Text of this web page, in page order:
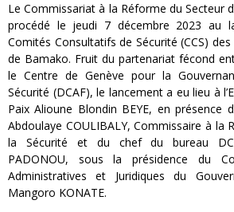
Le Commissariat à la Réforme du Secteur
procédé le jeudi 7 décembre 2023 au
Comités Consultatifs de Sécurité (CCS)
de Bamako. Fruit du partenariat fécond
le Centre de Genève pour la
Sécurité (DCAF), le lancement a eu lieu à
Paix Alioune Blondin BEYE, en présence
Abdoulaye COULIBALY, Commissaire à la
la Sécurité et du chef du bureau
PADONOU, sous la présidence du
Administratives et Juridiques du
Mangoro KONATE.